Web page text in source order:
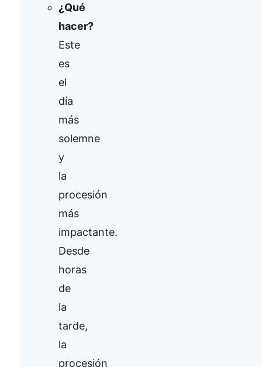
¿Qué
hacer?
Este
es
el
día
más
solemne
y
la
procesión
más
impactante.
Desde
horas
de
la
tarde,
la
procesión